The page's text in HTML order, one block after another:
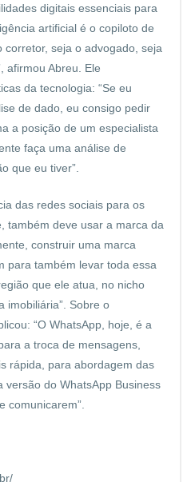
digitais essenciais para
artificial é o copiloto de
seja o advogado, seja
afirmou Abreu. Ele
da tecnologia: “Se eu
de dado, eu consigo pedir
a posição de um especialista
faça uma análise de
que eu tiver”.
das redes sociais para os
também deve usar a marca da
construir uma marca
para também levar toda essa
que ele atua, no nicho
imobiliária”. Sobre o
“O WhatsApp, hoje, é a
a troca de mensagens,
rápida, para abordagem das
versão do WhatsApp Business
comunicarem”.